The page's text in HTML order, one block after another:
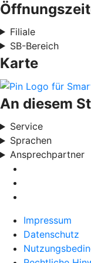
Filiale
SB-Bereich
Karte
An diesem
Service
Sprachen
Ansprechpartner
Impressum
Datenschutz